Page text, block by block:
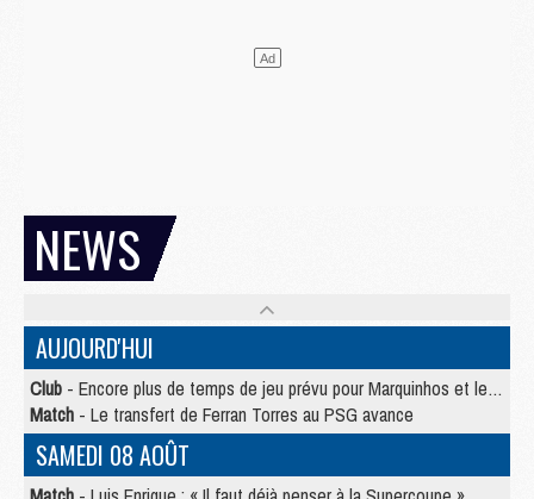
NEWS
AUJOURD'HUI
Club - Encore plus de temps de jeu prévu pour Marquinhos et les Portugais en Supercoupe
Match - Le transfert de Ferran Torres au PSG avance
SAMEDI 08 AOÛT